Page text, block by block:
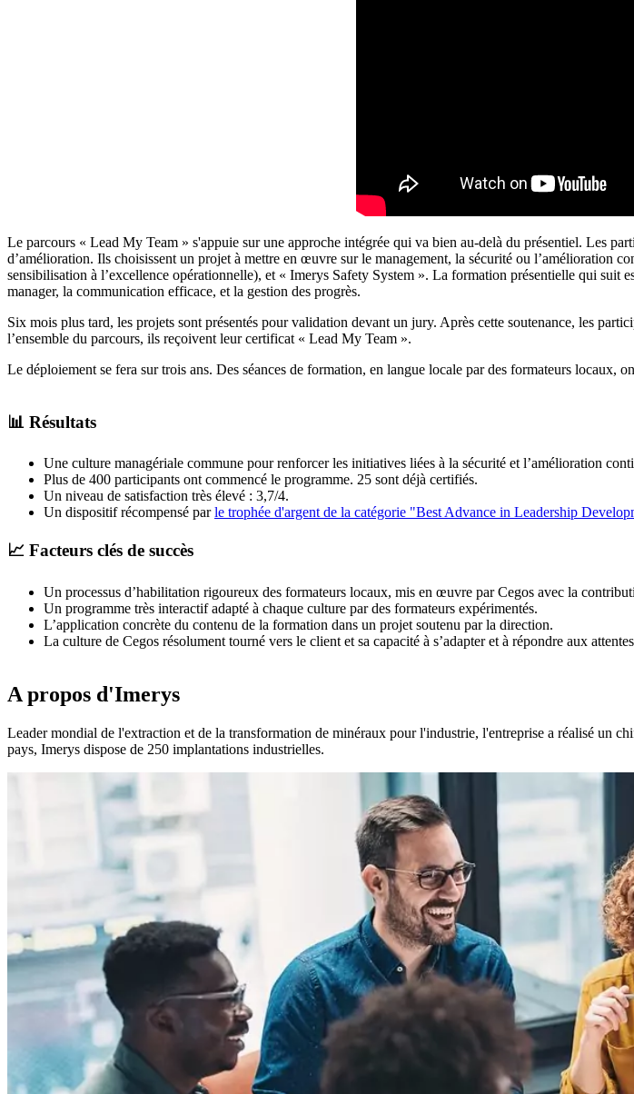
Le parcours « Lead My Team » s'appuie sur une approche intégrée qui va bien au-delà du présentiel. Les
d’amélioration. Ils choisissent un projet à mettre en œuvre sur le management, la sécurité ou l’amélioration
sensibilisation à l’excellence opérationnelle), et « Imerys Safety System ». La formation présentielle qui suit
manager, la communication efficace, et la gestion des progrès.
Six mois plus tard, les projets sont présentés pour validation devant un jury. Après cette soutenance, les
l’ensemble du parcours, ils reçoivent leur certificat « Lead My Team ».
Le déploiement se fera sur trois ans. Des séances de formation, en langue locale par des formateurs locaux,
📊 Résultats
Une culture managériale commune pour renforcer les initiatives liées à la sécurité et l’amélioration
Plus de 400 participants ont commencé le programme. 25 sont déjà certifiés.
Un niveau de satisfaction très élevé : 3,7/4.
Un dispositif récompensé parle trophée d'argent de la catégorie "Best Advance in Leadership
📈 Facteurs clés de succès
Un processus d’habilitation rigoureux des formateurs locaux, mis en œuvre par Cegos avec la
Un programme très interactif adapté à chaque culture par des formateurs expérimentés.
L’application concrète du contenu de la formation dans un projet soutenu par la direction.
La culture de Cegos résolument tourné vers le client et sa capacité à s’adapter et à répondre aux
A propos d'Imerys
Leader mondial de l'extraction et de la transformation de minéraux pour l'industrie, l'entreprise a réalisé un
pays, Imerys dispose de 250 implantations industrielles.